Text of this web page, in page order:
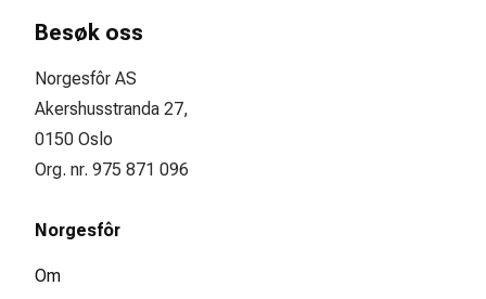
Besøk oss
Norgesfôr AS
Akershusstranda 27,
0150 Oslo
Org. nr. 975 871 096
Norgesfôr
Om